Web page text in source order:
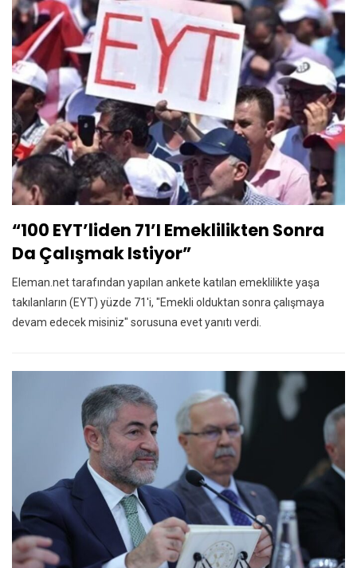
“100 EYT’liden 71’i Emeklilikten Sonra
Da Çalışmak Istiyor”
Eleman.net tarafından yapılan ankete katılan emeklilikte yaşa
takılanların (EYT) yüzde 71'i, "Emekli olduktan sonra çalışmaya
devam edecek misiniz" sorusuna evet yanıtı verdi.